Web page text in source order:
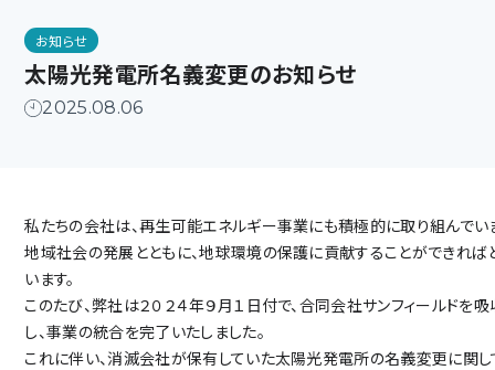
お知らせ
太陽光発電所名義変更のお知らせ
2025.08.06
私たちの会社は、再生可能エネルギー事業にも積極的に取り組んでい
地域社会の発展とともに、地球環境の保護に貢献することができれば
います。
このたび、弊社は２０２４年９月１日付で、合同会社サンフィールドを
し、事業の統合を完了いたしました。
これに伴い、消滅会社が保有していた太陽光発電所の名義変更に関